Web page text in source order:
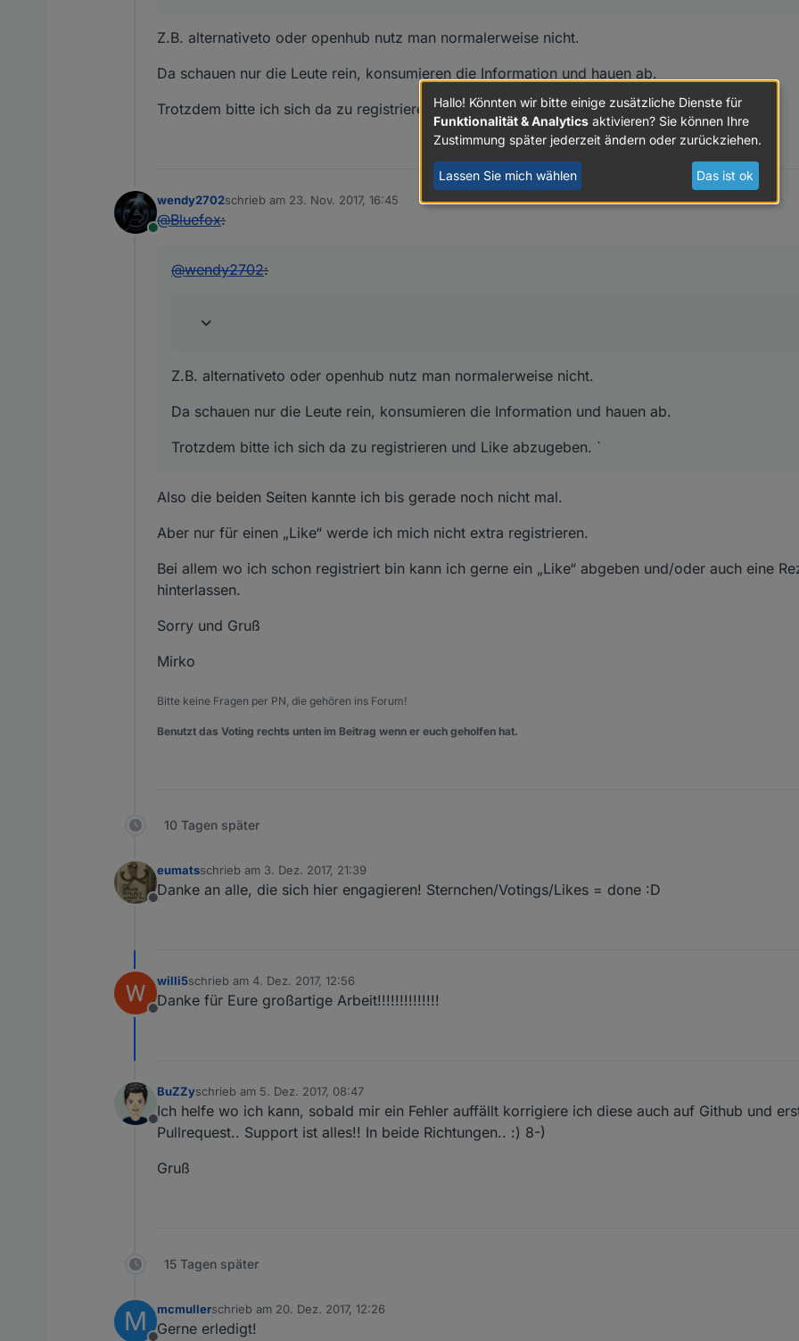
Z.B. alternativeto oder openhub nutz man normalerweise nicht.
Da schauen nur die Leute rein, konsumieren die Information und hauen ab.
Trotzdem bitte ich sich da zu registrieren und Like abzugeben.
Online
wendy2702schrieb am 23. Nov. 2017, 16:45
zuletzt editiert von
@Bluefox:
@wendy2702:
Z.B. alternativeto oder openhub nutz man normalerweise nicht.
Da schauen nur die Leute rein, konsumieren die Information und hauen ab.
Trotzdem bitte ich sich da zu registrieren und Like abzugeben. `
Also die beiden Seiten kannte ich bis gerade noch nicht mal.
Aber nur für einen „Like“ werde ich mich nicht extra registrieren.
Bei allem wo ich schon registriert bin kann ich gerne ein „Like“ abgeben und/oder auch eine
hinterlassen.
Sorry und Gruß
Mirko
Bitte keine Fragen per PN, die gehören ins Forum!
Benutzt das Voting rechts unten im Beitrag wenn er euch geholfen hat.
10 Tagen später
Offline
eumatsschrieb am 3. Dez. 2017, 21:39
zuletzt editiert von
Danke an alle, die sich hier engagieren! Sternchen/Votings/Likes = done :D
Offline
willi5schrieb am 4. Dez. 2017, 12:56
zuletzt editiert von
Danke für Eure großartige Arbeit!!!!!!!!!!!!!!
Offline
BuZZyschrieb am 5. Dez. 2017, 08:47
zuletzt editiert von
Ich helfe wo ich kann, sobald mir ein Fehler auffällt korrigiere ich diese auch auf Github und
Pullrequest.. Support ist alles!! In beide Richtungen.. :) 8-)
Gruß
15 Tagen später
M mcmullerschrieb am 20. Dez. 2017, 12:26
zuletzt editiert von
Gerne erledigt!
Hallo! Könnten wir bitte einige zusätzliche Dienste für
Funktionalität & Analytics aktivieren? Sie können Ihre
Zustimmung später jederzeit ändern oder zurückziehen.
Lassen Sie mich wählen Das ist ok